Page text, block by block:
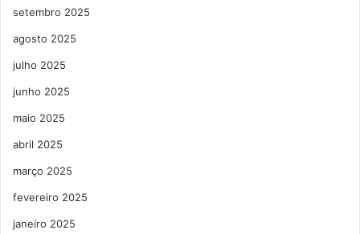
setembro 2025
agosto 2025
julho 2025
junho 2025
maio 2025
abril 2025
março 2025
fevereiro 2025
janeiro 2025